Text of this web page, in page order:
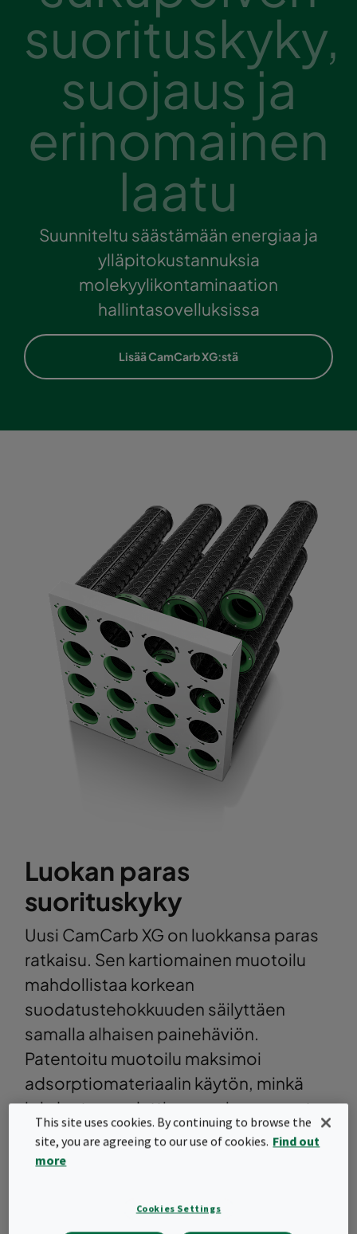
suorituskyky,
suojaus ja
erinomainen
laatu
Suunniteltu säästämään energiaa ja
ylläpitokustannuksia
molekyylikontaminaation
hallintasovelluksissa
Lisää CamCarb XG:stä
Luokan paras
suorituskyky
Uusi CamCarb XG on luokkansa paras
ratkaisu. Sen kartiomainen muotoilu
mahdollistaa korkean
suodatustehokkuuden säilyttäen
samalla alhaisen painehäviön.
Patentoitu muotoilu maksimoi
adsorptiomateriaalin käytön, minkä
johdosta suodattimen paino on saatu
kevyemmäksi. Tämä ainutlaatuinen
yhdistelmä tarjoaa alhaisemmat
Säästät työ- ja jätekustannuksissa
This site uses cookies. By continuing to browse the
site, you are agreeing to our use of cookies. Find out
more
Cookies Settings